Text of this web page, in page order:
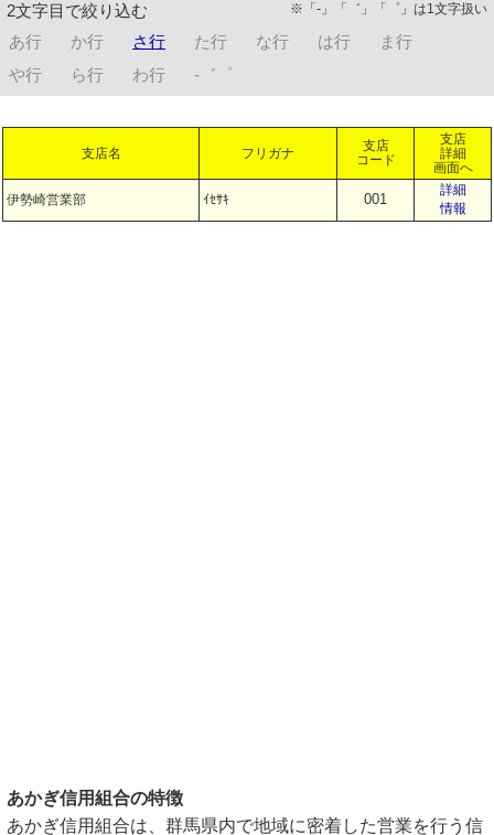
2文字目で絞り込む
※「-」「゛」「゜」は1文字扱い
あ行 か行 さ行 た行 な行 は行
ま行
や行
ら行 わ行 -゛゜
支店名 フリガナ
支店
コード
支店
詳細
画面へ
伊勢崎営業部 ｲｾｻｷ 001
詳細
情報
あかぎ信用組合の特徴
あかぎ信用組合は、群馬県内で地域に密着した営業を行う信